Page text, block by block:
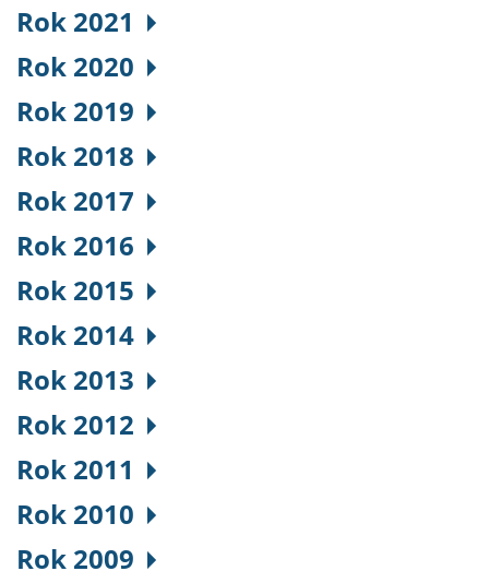
Rok 2021
Rok 2020
Rok 2019
Rok 2018
Rok 2017
Rok 2016
Rok 2015
Rok 2014
Rok 2013
Rok 2012
Rok 2011
Rok 2010
Rok 2009